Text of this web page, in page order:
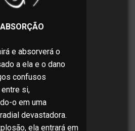
ABSORÇÃO
e absorverá o
a ela e o dano
confusos
si,
o em uma
devastadora.
ela entrará em